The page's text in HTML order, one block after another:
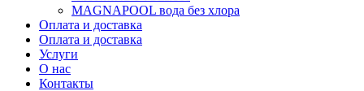
MAGNAPOOL вода без хлора
Оплата и доставка
Оплата и доставка
Услуги
О нас
Контакты